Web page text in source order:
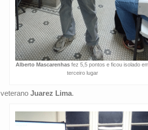
Alberto Mascarenhasfez 5,5 pontos e ficou isolado
terceiro lugar
Juarez Lima.